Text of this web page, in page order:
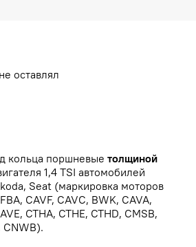
оставлял
кольца поршневые толщиной
1,4 TSI автомобилей
Seat (маркировка моторов
CAVF, CAVC, BWK, CAVA,
CTHA, CTHE, CTHD, CMSB,
CNWB).